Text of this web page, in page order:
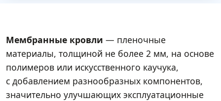
Мембранные кровли — пленочные
материалы, толщиной не более 2 мм, на основе
полимеров или искусственного каучука,
с добавлением разнообразных компонентов,
значительно улучшающих эксплуатационные